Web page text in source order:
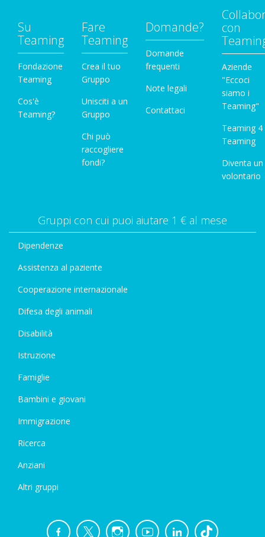
Su
Teaming
Fondazione
Teaming
Cos'è
Teaming?
Fare
Teaming
Crea il tuo
Gruppo
Unisciti a un
Gruppo
Chi può
raccogliere
fondi?
Domande?
Domande
frequenti
Note legali
Contattaci
con
Aziende
"Eccoci
siamo i
Teaming"
Teaming 4
Teaming
Diventa un
volontario
Gruppi con cui puoi aiutare 1 € al mese
Dipendenze
Assistenza al paziente
Cooperazione internazionale
Difesa degli animali
Disabilità
Istruzione
Famiglie
Bambini e giovani
Immigrazione
Ricerca
Anziani
Altri gruppi